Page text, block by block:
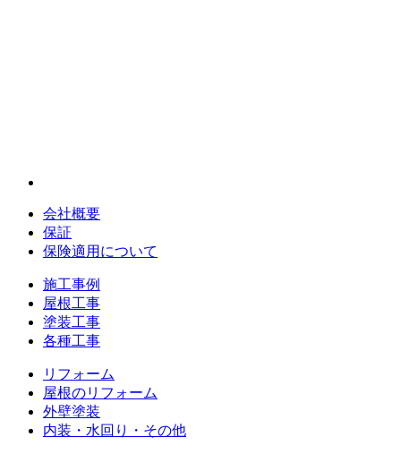
会社概要
保証
保険適用について
施工事例
屋根工事
塗装工事
各種工事
リフォーム
屋根のリフォーム
外壁塗装
内装・水回り・その他